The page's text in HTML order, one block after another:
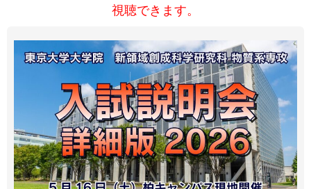
視聴できます。